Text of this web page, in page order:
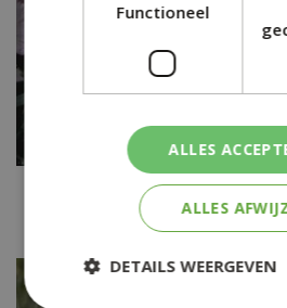
Griekse
Sidalcea 'Elsie
Functioneel
ALLES
ALLES
DETAILS WEERGEVEN